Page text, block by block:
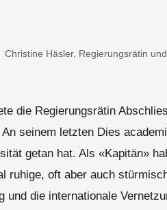
Christine Häsler, Regierungsrätin
die Regierungsrätin
seinem letzten Dies
getan hat. Als «Kapitän»
ruhige, oft aber auch
und die internationale